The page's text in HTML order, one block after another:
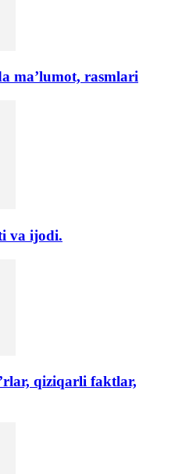
ma’lumot, rasmlari
va ijodi.
qiziqarli faktlar,